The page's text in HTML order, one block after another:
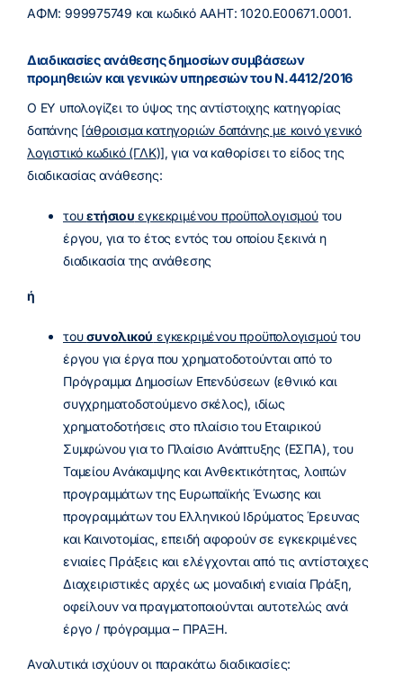
ΑΦΜ: 999975749 και κωδικό ΑΑΗΤ: 1020.E00671.0001.
Διαδικασίες ανάθεσης δημοσίων συμβάσεων
προμηθειών και γενικών υπηρεσιών του Ν.4412/2016
Ο ΕΥ υπολογίζει το ύψος της αντίστοιχης κατηγορίας
δαπάνης [άθροισμα κατηγοριών δαπάνης με κοινό γενικό
λογιστικό κωδικό (ΓΛΚ)], για να καθορίσει το είδος της
διαδικασίας ανάθεσης:
τουετήσιου εγκεκριμένου προϋπολογισμούτου
έργου, για το έτος εντός του οποίου ξεκινά η
διαδικασία της ανάθεσης
ή
τουσυνολικού εγκεκριμένου προϋπολογισμούτου
έργου για έργα που χρηματοδοτούνται από το
Πρόγραμμα Δημοσίων Επενδύσεων (εθνικό και
συγχρηματοδοτούμενο σκέλος), ιδίως
χρηματοδοτήσεις στο πλαίσιο του Εταιρικού
Συμφώνου για το Πλαίσιο Ανάπτυξης (ΕΣΠΑ), του
Ταμείου Ανάκαμψης και Ανθεκτικότητας, λοιπών
προγραμμάτων της Ευρωπαϊκής Ένωσης και
προγραμμάτων του Ελληνικού Ιδρύματος Έρευνας
και Καινοτομίας, επειδή αφορούν σε εγκεκριμένες
ενιαίες Πράξεις και ελέγχονται από τις αντίστοιχες
Διαχειριστικές αρχές ως μοναδική ενιαία Πράξη,
οφείλουν να πραγματοποιούνται αυτοτελώς ανά
έργο / πρόγραμμα – ΠΡΑΞΗ.
Αναλυτικά ισχύουν οι παρακάτω διαδικασίες: